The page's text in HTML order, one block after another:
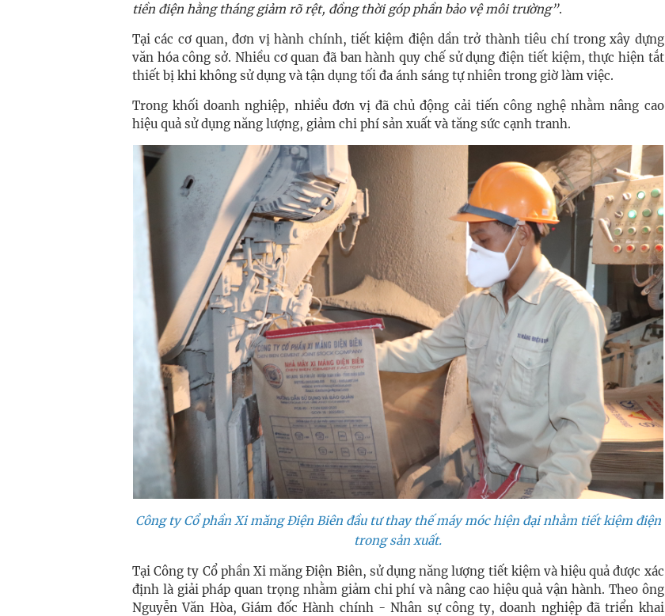
tiền điện hằng tháng giảm rõ rệt, đồng thời góp phần bảo vệ môi trường”.
Tại các cơ quan, đơn vị hành chính, tiết kiệm điện dần trở thành tiêu chí trong xây dựng
văn hóa công sở. Nhiều cơ quan đã ban hành quy chế sử dụng điện tiết kiệm, thực hiện tắt
thiết bị khi không sử dụng và tận dụng tối đa ánh sáng tự nhiên trong giờ làm việc.
Trong khối doanh nghiệp, nhiều đơn vị đã chủ động cải tiến công nghệ nhằm nâng cao
hiệu quả sử dụng năng lượng, giảm chi phí sản xuất và tăng sức cạnh tranh.
Công ty Cổ phần Xi măng Điện Biên đầu tư thay thế máy móc hiện đại nhằm tiết kiệm điện
trong sản xuất.
Tại Công ty Cổ phần Xi măng Điện Biên, sử dụng năng lượng tiết kiệm và hiệu quả được xác
định là giải pháp quan trọng nhằm giảm chi phí và nâng cao hiệu quả vận hành. Theo ông
Nguyễn Văn Hòa, Giám đốc Hành chính - Nhân sự công ty, doanh nghiệp đã triển khai